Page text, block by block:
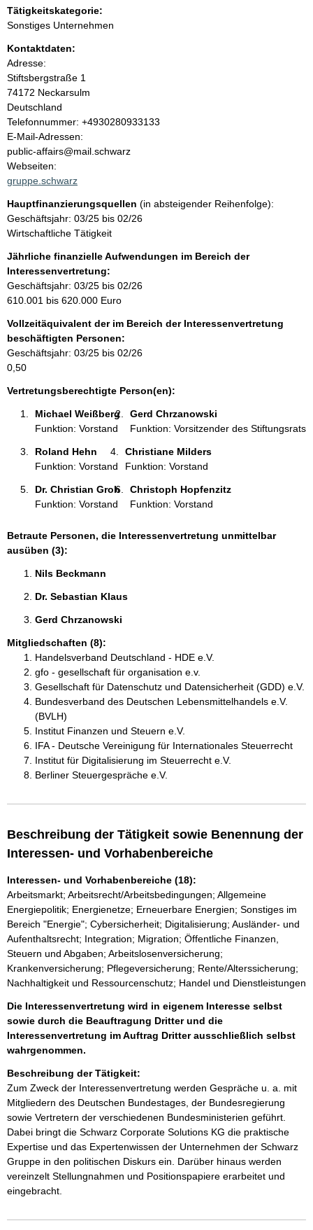
n
i
n
h
a
l
t
Tätigkeitskategorie:
Sonstiges Unternehmen
Kontaktdaten:
Adresse:
Stiftsbergstraße 1
74172 Neckarsulm
Deutschland
K
o
n
t
a
t
i
n
f
o
r
m
t
i
o
n
e
Telefonnummer: +4930280933133
E-Mail-Adressen:
public-affairs@mail.schwarz
Webseiten:
gruppe.schwarz
Hauptfinanzierungsquellen (in absteigender Reihenfolge):
Geschäftsjahr: 03/25 bis 02/26
Wirtschaftliche Tätigkeit
Jährliche finanzielle Aufwendungen im Bereich der
Interessenvertretung:
Geschäftsjahr: 03/25 bis 02/26
610.001 bis 620.000 Euro
Vollzeitäquivalent der im Bereich der Interessenvertretung
beschäftigten Personen:
Geschäftsjahr: 03/25 bis 02/26
0,50
Vertretungsberechtigte Person(en):
Michael Weißberg
Funktion: Vorstand
Gerd Chrzanowski
Funktion: Vorsitzender des Stiftungsrats
Roland Hehn
Funktion: Vorstand
Christiane Milders
Funktion: Vorstand
Dr. Christian Groh
Funktion: Vorstand
Christoph Hopfenzitz
Funktion: Vorstand
Betraute Personen, die Interessenvertretung unmittelbar
ausüben (3):
Nils Beckmann
Dr. Sebastian Klaus
Gerd Chrzanowski
Mitgliedschaften (8):
Handelsverband Deutschland - HDE e.V.
gfo - gesellschaft für organisation e.v.
Gesellschaft für Datenschutz und Datensicherheit (GDD) e.V.
Bundesverband des Deutschen Lebensmittelhandels e.V.
(BVLH)
Institut Finanzen und Steuern e.V.
IFA - Deutsche Vereinigung für Internationales Steuerrecht
Institut für Digitalisierung im Steuerrecht e.V.
Berliner Steuergespräche e.V.
Beschreibung der Tätigkeit sowie Benennung der
Interessen- und Vorhabenbereiche
Interessen- und Vorhabenbereiche (18):
Arbeitsmarkt; Arbeitsrecht/Arbeitsbedingungen; Allgemeine
Energiepolitik; Energienetze; Erneuerbare Energien; Sonstiges im
Bereich "Energie"; Cybersicherheit; Digitalisierung; Ausländer- und
Aufenthaltsrecht; Integration; Migration; Öffentliche Finanzen,
Steuern und Abgaben; Arbeitslosenversicherung;
Krankenversicherung; Pflegeversicherung; Rente/Alterssicherung;
Nachhaltigkeit und Ressourcenschutz; Handel und Dienstleistungen
Die Interessenvertretung wird in eigenem Interesse selbst
sowie durch die Beauftragung Dritter und die
Interessenvertretung im Auftrag Dritter ausschließlich selbst
wahrgenommen.
Beschreibung der Tätigkeit:
Zum Zweck der Interessenvertretung werden Gespräche u. a. mit
Mitgliedern des Deutschen Bundestages, der Bundesregierung
sowie Vertretern der verschiedenen Bundesministerien geführt.
Dabei bringt die Schwarz Corporate Solutions KG die praktische
Expertise und das Expertenwissen der Unternehmen der Schwarz
Gruppe in den politischen Diskurs ein. Darüber hinaus werden
vereinzelt Stellungnahmen und Positionspapiere erarbeitet und
eingebracht.